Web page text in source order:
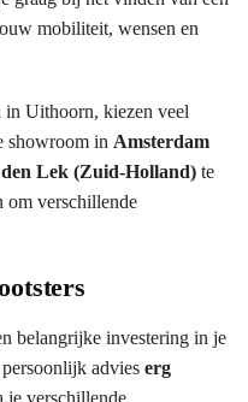
mobiliteit, wensen en
in Uithoorn, kiezen veel
showroom in Amsterdam
Lek (Zuid-Holland) te
om verschillende
belangrijke investering in je
advies erg
je verschillende